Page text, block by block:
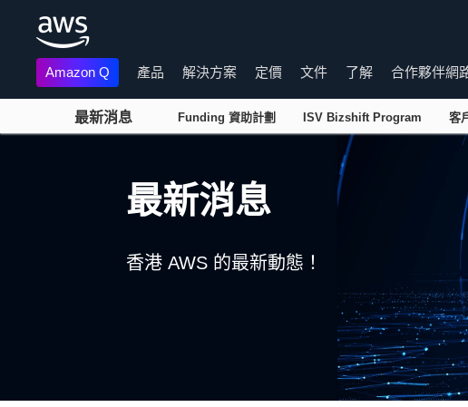
Amazon Q 產品 解決方案 定價 文件 了解 合作夥伴網
最新消息 Funding 資助計劃 ISV Bizshift Program 客
最新消息
香港 AWS 的最新動態！